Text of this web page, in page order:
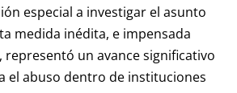
especial a investigar el asunto
medida inédita, e impensada
representó un avance significativo
el abuso dentro de instituciones